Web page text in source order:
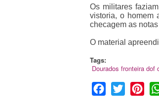
Os militares
vistoria, o homem
checagem as
O material
Tags:
Dourados fronteira dof
Facebook
Twitter